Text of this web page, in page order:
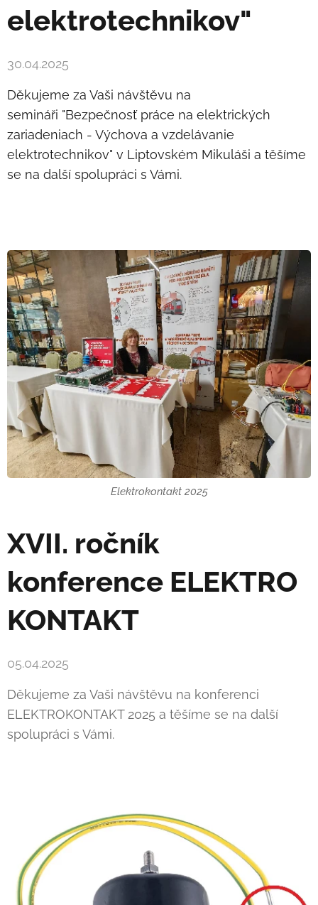
elektrotechnikov"
30.04.2025
Děkujeme za Vaši návštěvu na
semináři "Bezpečnosť práce na elektrických
zariadeniach - Výchova a vzdelávanie
elektrotechnikov" v Liptovském Mikuláši a těšíme
se na další spolupráci s Vámi.
Elektrokontakt 2025
XVII. ročník
konference ELEKTRO
KONTAKT
05.04.2025
Děkujeme za Vaši návštěvu na konferenci
ELEKTROKONTAKT 2025 a těšíme se na další
spolupráci s Vámi.